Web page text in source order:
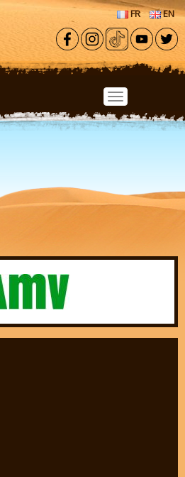
Aller au contenu principal
FR EN